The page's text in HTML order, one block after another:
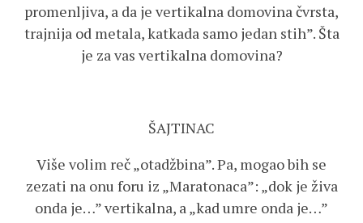
promenljiva, a da je vertikalna domovina čvrsta,
trajnija od metala, katkada samo jedan stih”. Šta
je za vas vertikalna domovina?
ŠAJTINAC
Više volim reč „otadžbina”. Pa, mogao bih se
zezati na onu foru iz „Maratonaca”: „dok je živa
onda je…” vertikalna, a „kad umre onda je…”